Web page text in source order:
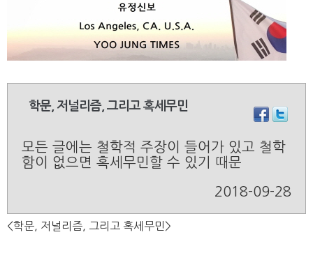
학문, 저널리즘, 그리고 혹세무민
모든 글에는 철학적 주장이 들어가 있고 철학
함이 없으면 혹세무민할 수 있기 때문
2018-09-28
<학문, 저널리즘, 그리고 혹세무민>